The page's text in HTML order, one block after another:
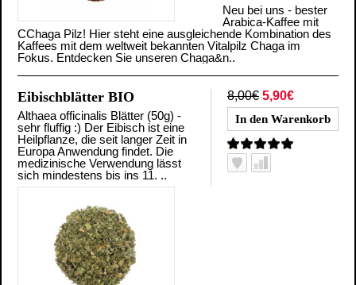
Neu bei uns - bester
Arabica-Kaffee mit
CChaga Pilz! Hier steht eine ausgleichende Kombination des
Kaffees mit dem weltweit bekannten Vitalpilz Chaga im
Fokus. Entdecken Sie unseren Chaga&n..
8,00€ 5,90€
Eibischblätter BIO
Althaea officinalis Blätter (50g) -
sehr fluffig :) Der Eibisch ist eine
Heilpflanze, die seit langer Zeit in
Europa Anwendung findet. Die
medizinische Verwendung lässt
sich mindestens bis ins 11. ..